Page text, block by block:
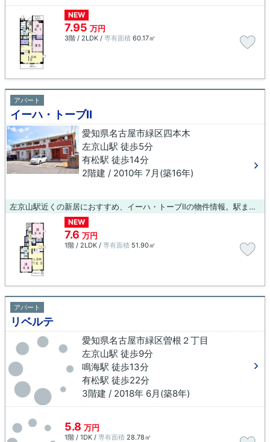
NEW
7.95 万円
3階 / 2LDK / 専有面積 60.17㎡
アパート
イーハ・トーブⅡ
愛知県名古屋市緑区四本木
左京山駅 徒歩5分
有松駅 徒歩14分
2階建 / 2010年 7月(築16年)
左京山駅近くの新居におすすめ、イーハ・トーブⅡの物件情報。駅まで歩いてアクセスできる、徒歩5分の距離に立地する物件です。アパートタイプのお部屋です。賃貸物件をお探しなら、当社にお任せ下さい。こだわりやニーズに合わせた物件をご紹介するほか、しっかりとサポート致しますので、どうぞお気軽にお問い合わせ下さい。
NEW
7.6 万円
1階 / 2LDK / 専有面積 51.90㎡
アパート
リベルテ
愛知県名古屋市緑区曽根２丁目
左京山駅 徒歩9分
鳴海駅 徒歩13分
有松駅 徒歩22分
3階建 / 2018年 6月(築8年)
5.8 万円
1階 / 1DK / 専有面積 28.78㎡